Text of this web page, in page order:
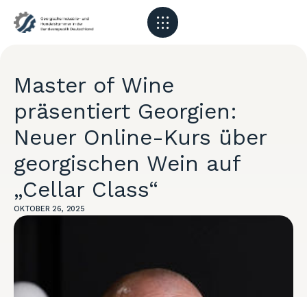
Master of Wine
präsentiert Georgien:
Neuer Online-Kurs über
georgischen Wein auf
„Cellar Class“
OKTOBER 26, 2025